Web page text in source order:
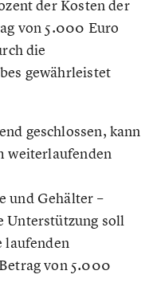
der Kosten der
von 5.000 Euro
die
gewährleistet
geschlossen, kann
weiterlaufenden
und Gehälter –
Unterstützung soll
laufenden
von 5.000